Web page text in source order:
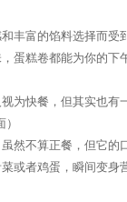
丰富的馅料选择而受
蛋糕卷都能为你的下
为快餐，但其实也有
然不算正餐，但它的
或者鸡蛋，瞬间变身